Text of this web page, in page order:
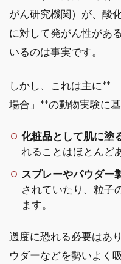
がん研究機関）が、酸
に対して発がん性があ
いるのは事実です。
しかし、これは主に**
場合」**の動物実験に
化粧品として肌に塗
れることはほとんど
スプレーやパウダー
されていたり、粒子
ます。
過度に恐れる必要はあ
ウダーなどを勢いよく